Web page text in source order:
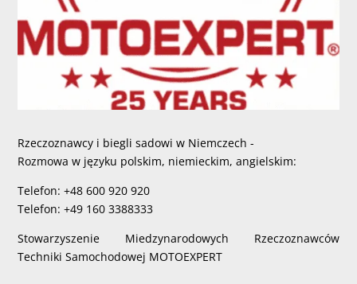
Rzeczoznawcy i biegli sadowi w Niemczech -
Rozmowa w języku polskim, niemieckim, angielskim:
Telefon: +48 600 920 920
Telefon: +49 160 3388333
Stowarzyszenie Miedzynarodowych Rzeczoznawców
Techniki Samochodowej MOTOEXPERT